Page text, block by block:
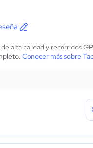
alta calidad y recorridos
Conocer más sobre